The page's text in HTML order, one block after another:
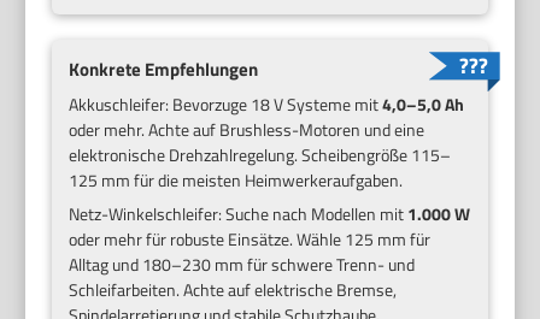
Konkrete Empfehlungen
Akkuschleifer: Bevorzuge 18 V Systeme mit4,0–5,0 Ah
oder mehr. Achte auf Brushless-Motoren und eine
elektronische Drehzahlregelung. Scheibengröße 115–
125 mm für die meisten Heimwerkeraufgaben.
Netz-Winkelschleifer: Suche nach Modellen mit1.000 W
oder mehr für robuste Einsätze. Wähle 125 mm für
Alltag und 180–230 mm für schwere Trenn- und
Schleifarbeiten. Achte auf elektrische Bremse,